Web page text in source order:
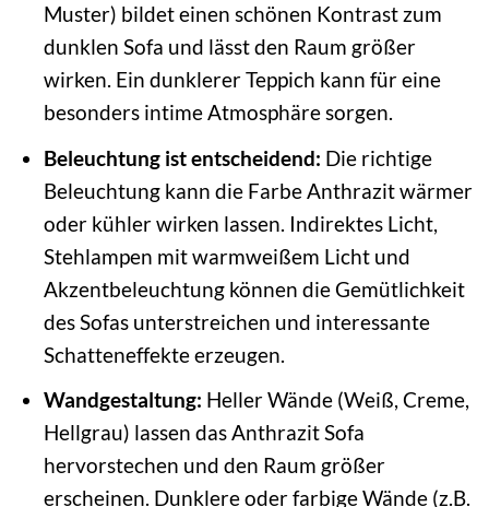
Muster) bildet einen schönen Kontrast zum
dunklen Sofa und lässt den Raum größer
wirken. Ein dunklerer Teppich kann für eine
besonders intime Atmosphäre sorgen.
Beleuchtung ist entscheidend: Die richtige
Beleuchtung kann die Farbe Anthrazit wärmer
oder kühler wirken lassen. Indirektes Licht,
Stehlampen mit warmweißem Licht und
Akzentbeleuchtung können die Gemütlichkeit
des Sofas unterstreichen und interessante
Schatteneffekte erzeugen.
Wandgestaltung: Heller Wände (Weiß, Creme,
Hellgrau) lassen das Anthrazit Sofa
hervorstechen und den Raum größer
erscheinen. Dunklere oder farbige Wände (z.B.